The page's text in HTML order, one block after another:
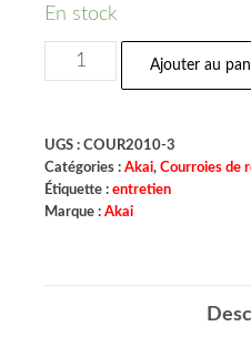
En stock
Ajouter au
UGS : COUR2010-3
Catégories : Akai, Courroies de
Étiquette : entretien
Marque : Akai